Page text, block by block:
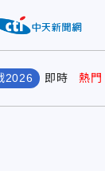
2026 即時 熱門